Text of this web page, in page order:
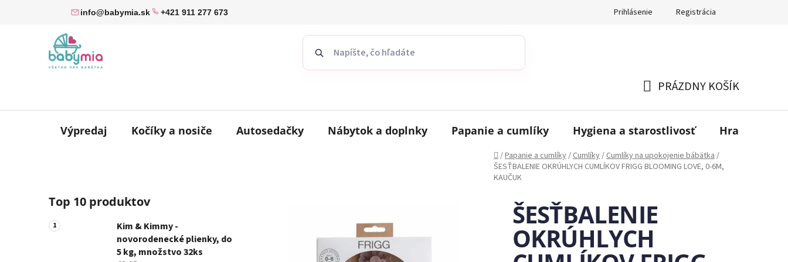
info@babymia.sk +421 911 277 673 Prihlásenie Registrácia
KOŠÍK
PRÁZDNY KOŠÍK
Výpredaj Kočíky a nosiče Autosedačky Nábytok a doplnky Papanie a cumlíky Hygiena a starostlivosť Hračky
Domov
/Papanie a cumlíky/Cumlíky/Cumlíky na upokojenie bábätka/
ŠESŤBALENIE OKRÚHLYCH CUMLÍKOV FRIGG BLOOMING LOVE, 0-6M,
KAUČUK
o
č
n
Top 10 produktov
Kim & Kimmy -
novorodenecké plienky, do
5 kg, množstvo 32ks
ŠESŤBALENIE
OKRÚHLYCH